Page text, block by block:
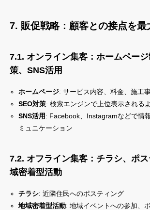
7. 販促戦略：顧客との接点を最
7.1. オンライン集客：ホームペー
策、SNS活用
ホームページ: サービス内容、料金、施工
SEO対策: 検索エンジンで上位表示される
SNS活用: Facebook、Instagramなどで情
ミュニケーション
7.2. オフライン集客：チラシ、ポ
域密着型活動
チラシ: 近隣住民へのポスティング
地域密着型活動: 地域イベントへの参加、